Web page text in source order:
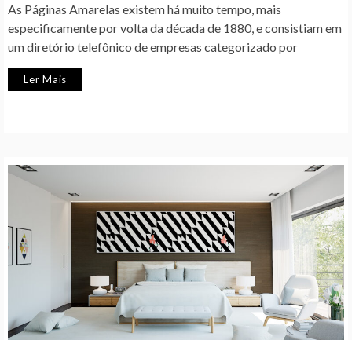
As Páginas Amarelas existem há muito tempo, mais
especificamente por volta da década de 1880, e consistiam em
um diretório telefônico de empresas categorizado por
Ler Mais